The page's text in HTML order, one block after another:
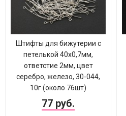
Штифты для бижутерии с
петелькой 40х0,7мм,
ответстие 2мм, цвет
серебро, железо, 30-044,
10г (около 76шт)
77 руб.